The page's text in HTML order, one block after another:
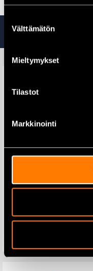
Suostumuksen
valinta
Välttämätön
Mieltymykset
Tilastot
Markkinointi
Sievi Spike 3 koko 45
292,00€249,00€